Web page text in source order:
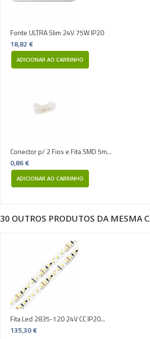
Fonte ULTRA Slim 24V 75W IP20
18,82 €
ADICIONAR AO CARRINHO
Conector p/ 2 Fios e Fita SMD 5m...
0,86 €
ADICIONAR AO CARRINHO
30 OUTROS PRODUTOS DA MESMA
Fita Led 2835-120 24V CC IP20...
135,30 €